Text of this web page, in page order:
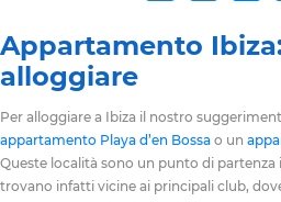
Appartamento
alloggiare
Per alloggiare a Ibiza il nostro
appartamento Playa d’en Bossa o un
Queste località sono un punto di partenza
trovano infatti vicine ai principali club,